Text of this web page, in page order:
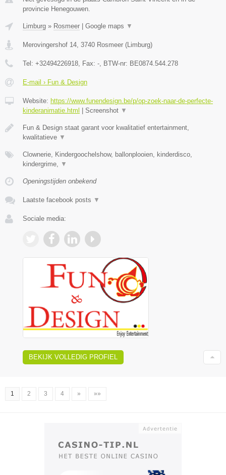
provincie Henegouwen.
Limburg » Rosmeer | Google maps ▼
Merovingershof 14 3740 Rosmeer (Limburg)
Tel: +32494226918 , Fax: - , BTW-nr: BE0874.544.278
E-mail › Fun & Design
Website: https://www.funendesign.be/p/op-zoek-naar-de-perfecte-
kinderanimatie.html | Screenshot ▼
Fun & Design staat garant voor kwalitatief entertainment,
kwalitatieve ▼
Clownerie, Kindergoochelshow, ballonplooien, kinderdisco,
kindergrime,
▼
Openingstijden onbekend
Laatste facebook posts ▼
Sociale media:
BEKIJK VOLLEDIG PROFIEL
1 2 3 4 » »»